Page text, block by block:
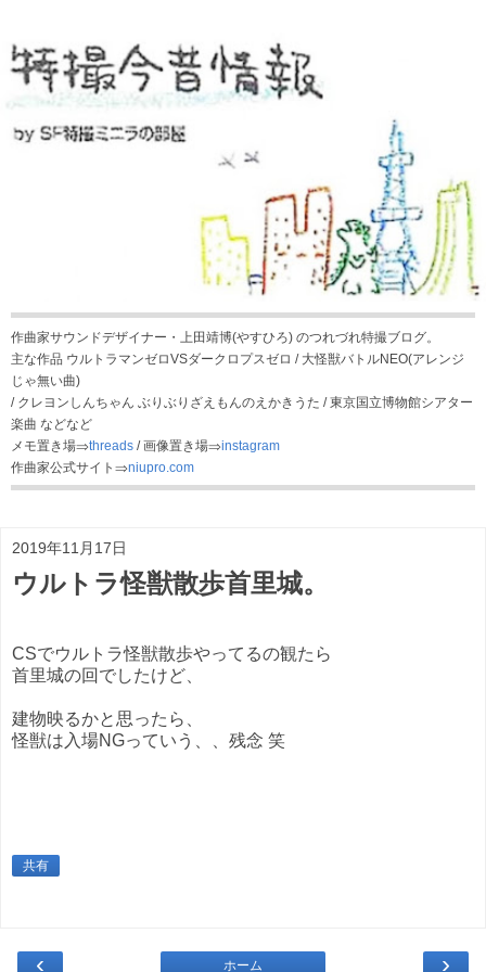
作曲家サウンドデザイナー・上田靖博(やすひろ) のつれづれ特撮ブログ。
主な作品 ウルトラマンゼロVSダークロプスゼロ / 大怪獣バトルNEO(アレンジ
じゃ無い曲)
/ クレヨンしんちゃん ぶりぶりざえもんのえかきうた / 東京国立博物館シアター
楽曲 などなど
メモ置き場⇒threads / 画像置き場⇒instagram
作曲家公式サイト⇒niupro.com
2019年11月17日
ウルトラ怪獣散歩首里城。
CSでウルトラ怪獣散歩やってるの観たら
首里城の回でしたけど、
建物映るかと思ったら、
怪獣は入場NGっていう、、残念 笑
共有
‹ ›
ホーム